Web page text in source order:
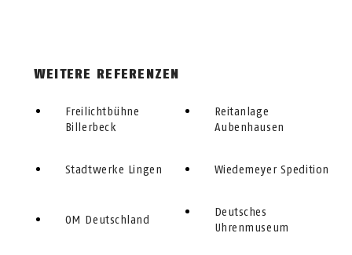
WEITERE REFERENZEN
Freilichtbühne
Billerbeck
Stadtwerke Lingen
OM Deutschland
Reitanlage
Aubenhausen
Wiedemeyer Spedition
Deutsches
Uhrenmuseum